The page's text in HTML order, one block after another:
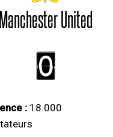
Manchester United
0
: 18.000